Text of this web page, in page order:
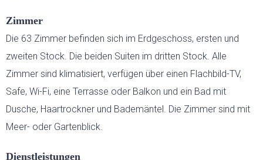
WANDERN
RADFAHREN
Zimmer
Die 63 Zimmer befinden sich im Erdgeschoss, ersten und
zweiten Stock. Die beiden Suiten im dritten Stock. Alle
Zimmer sind klimatisiert, verfügen über einen Flachbild-TV,
Safe, Wi-Fi, eine Terrasse oder Balkon und ein Bad mit
Dusche, Haartrockner und Bademäntel. Die Zimmer sind mit
Meer- oder Gartenblick.
Dienstleistungen